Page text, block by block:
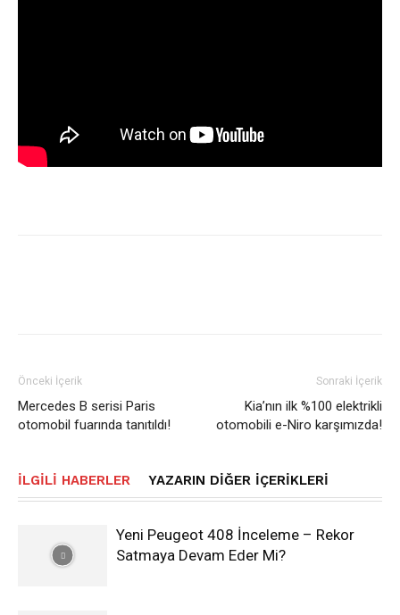
Önceki İçerik
Mercedes B serisi Paris
otomobil fuarında tanıtıldı!
Sonraki İçerik
Kia’nın ilk %100 elektrikli
otomobili e-Niro karşımızda!
İLGILI HABERLER YAZARIN DIĞER İÇERIKLERI
Yeni Peugeot 408 İnceleme – Rekor
Satmaya Devam Eder Mi?